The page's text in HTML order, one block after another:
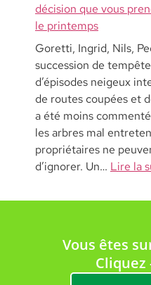
décision que vous
le printemps
Goretti, Ingrid, Nils,
succession de
d’épisodes neigeux
de routes coupées et
a été moins
les arbres mal
propriétaires ne
d’ignorer. Un… Lire la
Vous êtes
Cliquez